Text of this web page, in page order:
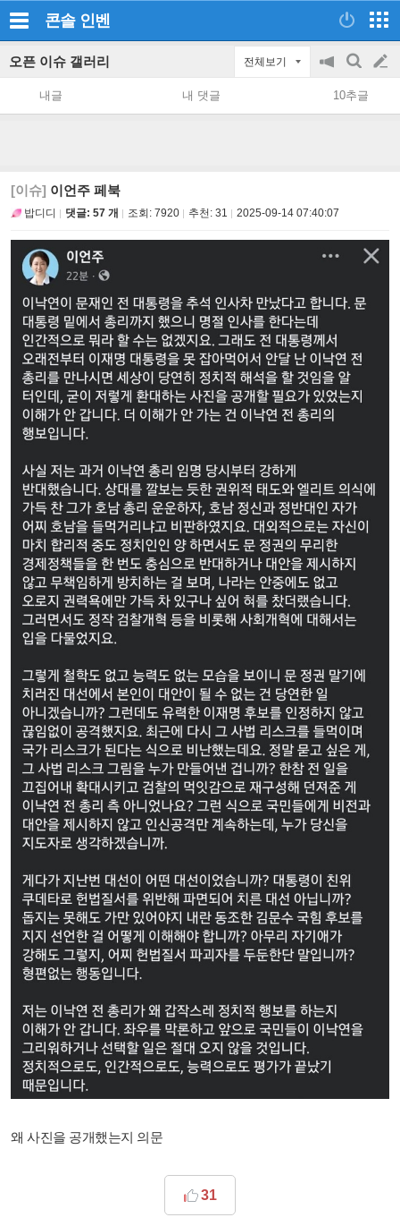
콘솔 인벤
오픈 이슈 갤러리 전체보기
공
지
on/off
검
색
글
쓰
내글 내 댓글 10추글
[이슈] 이언주 페북
밥디디 댓글: 57 개 조회: 7920 추천: 31 2025-09-14 07:40:07
왜 사진을 공개했는지 의문
31